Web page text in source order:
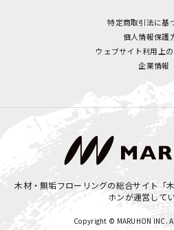
特定商取引法に基
個人情報保護
ウェブサイト利用上
企業情報
木材・無垢フローリングの総合サイト「
ホンが運営してい
Copyright © MARUHON INC.